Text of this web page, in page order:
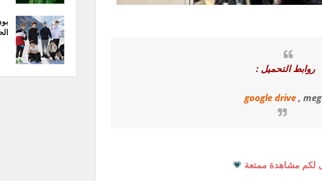
روابط التحميل :
google drive,
لكم مشاهدة ممتعة 💗
الحلقة